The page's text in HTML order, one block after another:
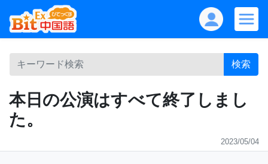
検索
本日の公演はすべて終了しまし
た。
2023/05/04